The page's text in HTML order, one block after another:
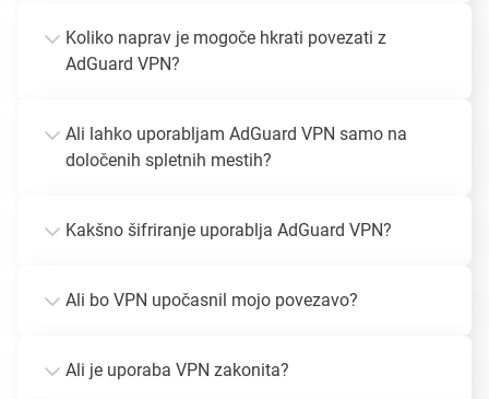
Koliko naprav je mogoče hkrati povezati z
AdGuard VPN?
Ali lahko uporabljam AdGuard VPN samo na
določenih spletnih mestih?
Kakšno šifriranje uporablja AdGuard VPN?
Ali bo VPN upočasnil mojo povezavo?
Ali je uporaba VPN zakonita?